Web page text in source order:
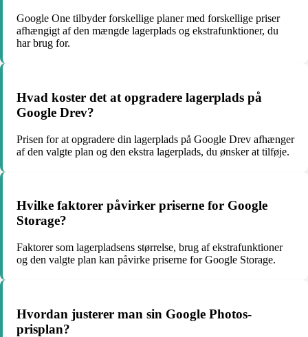
Google One tilbyder forskellige planer med forskellige priser
afhængigt af den mængde lagerplads og ekstrafunktioner, du
har brug for.
Hvad koster det at opgradere lagerplads på
Google Drev?
Prisen for at opgradere din lagerplads på Google Drev afhænger
af den valgte plan og den ekstra lagerplads, du ønsker at tilføje.
Hvilke faktorer påvirker priserne for Google
Storage?
Faktorer som lagerpladsens størrelse, brug af ekstrafunktioner
og den valgte plan kan påvirke priserne for Google Storage.
Hvordan justerer man sin Google Photos-
prisplan?